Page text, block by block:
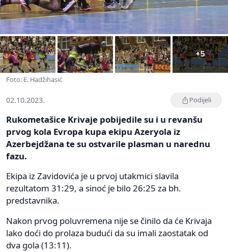
+5
Foto: E. Hadžihasić
02.10.2023. Podijeli
Rukometašice Krivaje pobijedile su i u revanšu
prvog kola Evropa kupa ekipu Azeryola iz
Azerbejdžana te su ostvarile plasman u narednu
fazu.
Ekipa iz Zavidovića je u prvoj utakmici slavila
rezultatom 31:29, a sinoć je bilo 26:25 za bh.
predstavnika.
Nakon prvog poluvremena nije se činilo da će Krivaja
lako doći do prolaza budući da su imali zaostatak od
dva gola (13:11).